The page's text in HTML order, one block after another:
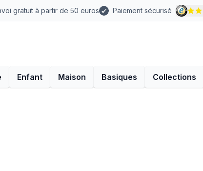
gratuit à partir de 50 euros Paiement sécurisé
Enfant Maison Basiques Collections